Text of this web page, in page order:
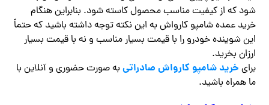
شود که از کیفیت مناسب محصول کاسته شود. بنابراین هنگام
خرید عمده شامپو کارواش به این نکته توجه داشته باشید که حتماً
این شوینده خودرو را با قیمت بسیار مناسب و نه با قیمت بسیار
ارزان بخرید.
برای خرید شامپو کارواش صادراتی به صورت حضوری و آنلاین با
ما همراه باشید.